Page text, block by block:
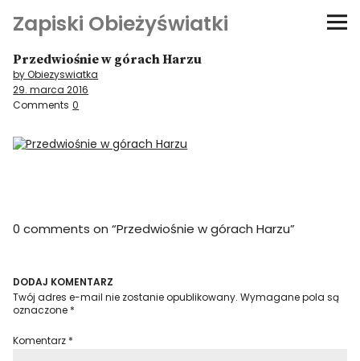
Zapiski Obieżyświatki
Podróże
Kultura i sztuka
Kątem oka
Niezwyczajne ściany
Dom na kółkach
Przedwiośnie w górach Harzu
by Obiezyswiatka
29. marca 2016
Comments 0
0 comments on “Przedwiośnie w górach Harzu”
DODAJ KOMENTARZ
Twój adres e-mail nie zostanie opublikowany. Wymagane pola są
oznaczone *
Komentarz *